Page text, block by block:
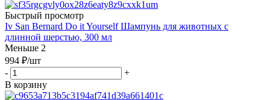
Быстрый просмотр
Iv San Bernard Do it Yourself Шампунь для животных с
длинной шерстью, 300 мл
Меньше 2
994 ₽/шт
-
+
В корзину